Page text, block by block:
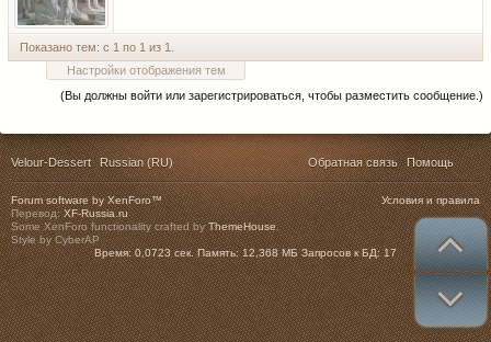
Показано тем: с 1 по 1 из 1.
Настройки отображения тем
(Вы должны войти или зарегистрироваться, чтобы разместить сообщение.)
Velour-Dessert Russian (RU) Обратная связь Помощь
Условия и правила
Forum software by XenForo™
Перевод:XF-Russia.ru
Some XenForo functionality crafted byThemeHouse.
Style by CyberAP
Время: 0,0723 сек. Память: 12,368 МБ Запросов к БД: 17